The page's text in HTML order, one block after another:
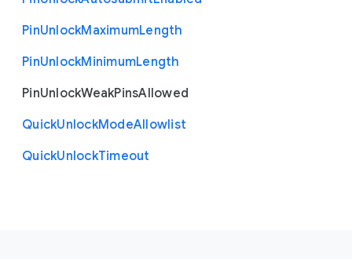
PinUnlockMaximumLength
PinUnlockMinimumLength
PinUnlockWeakPinsAllowed
QuickUnlockModeAllowlist
QuickUnlockTimeout